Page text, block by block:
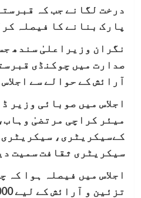
درخت لگانے جب کہ
پارک بنانے کا فیصلہ
نگران وزیراعلیٰ سندھ
صدارت میں چوکنڈی
آرائش کے حوالے سے
اجلاس میں صوبائی وزیر
میئر کراچی مرتضیٰ
کےسیکریٹری، سیکریٹری
سیکریٹری ثقافت سمیت
اجلاس میں فیصلہ ہوا